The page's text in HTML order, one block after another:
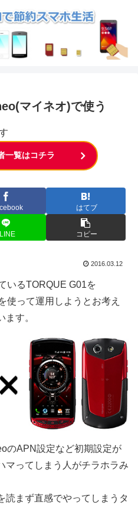
マイネオ)で使う
一覧はコチラ
はてブ
LINE コピー
2016.03.12
いるTORQUE G01を
使って運用しようとお考え
す。
のAPN設定など初期設定が
マってしまう人がチラホラみ
読まず直感でやってしまうタ